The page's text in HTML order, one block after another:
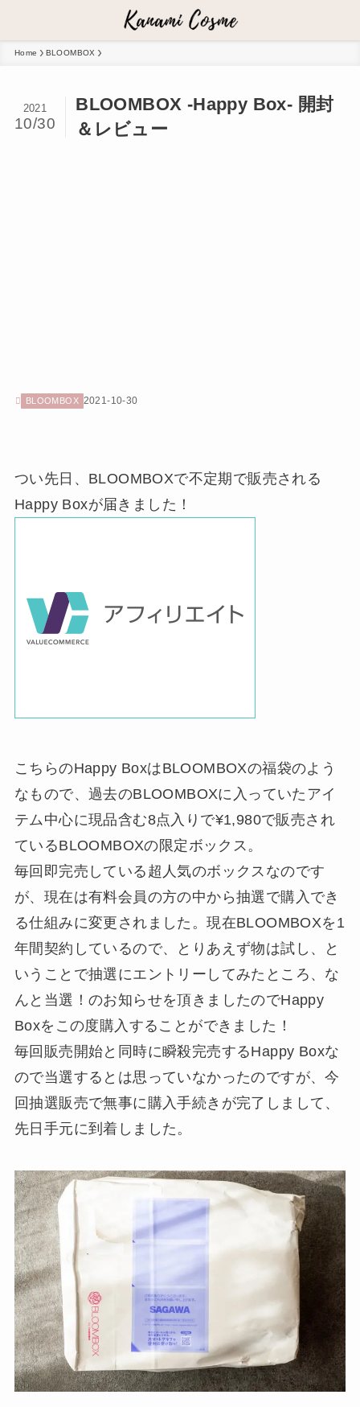
Home BLOOMBOX
BLOOMBOX -Happy Box- 開封
＆レビュー
2021
10/30
BLOOMBOX 2021-10-30
つい先日、BLOOMBOXで不定期で販売される
Happy Boxが届きました！
こちらのHappy BoxはBLOOMBOXの福袋のよう
なもので、過去のBLOOMBOXに入っていたアイ
テム中心に現品含む8点入りで¥1,980で販売され
ているBLOOMBOXの限定ボックス。
毎回即完売している超人気のボックスなのです
が、現在は有料会員の方の中から抽選で購入でき
る仕組みに変更されました。現在BLOOMBOXを1
年間契約しているので、とりあえず物は試し、と
いうことで抽選にエントリーしてみたところ、な
んと当選！のお知らせを頂きましたのでHappy
Boxをこの度購入することができました！
毎回販売開始と同時に瞬殺完売するHappy Boxな
ので当選するとは思っていなかったのですが、今
回抽選販売で無事に購入手続きが完了しまして、
先日手元に到着しました。